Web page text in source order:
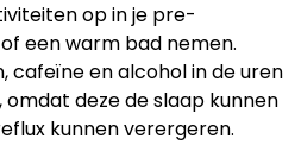
op in je pre-
een warm bad nemen.
cafeïne en alcohol in de uren
deze de slaap kunnen
kunnen verergeren.